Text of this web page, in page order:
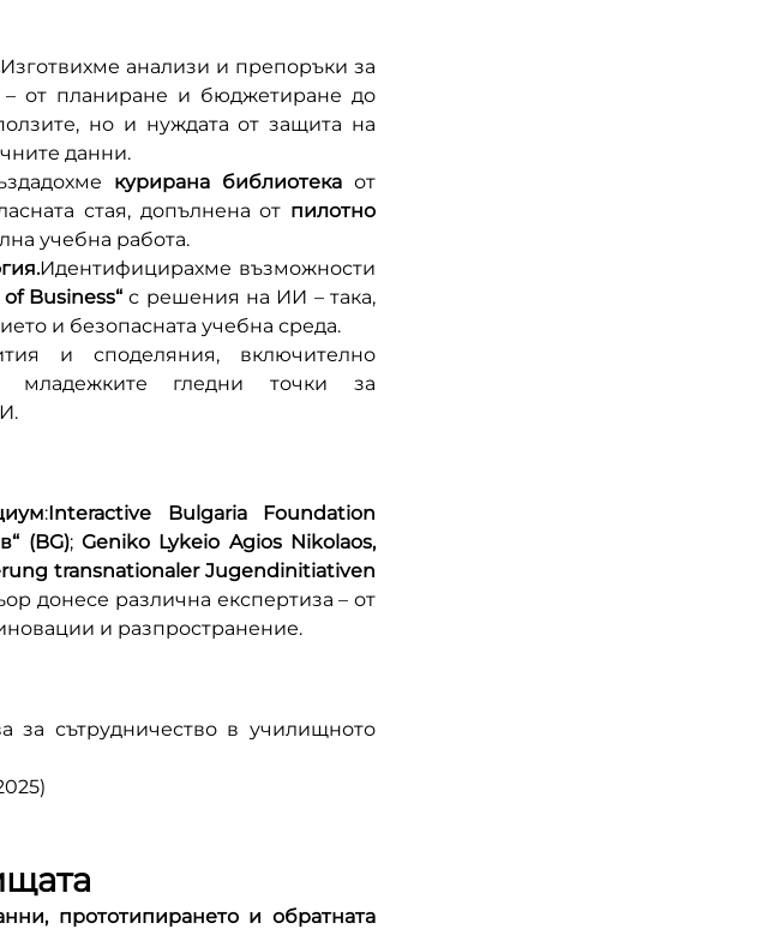
Изготвихме анализи и препоръки за
от планиране и бюджетиране до
но и нуждата от защита на
данни.
курирана библиотека от
стая, допълнена от пилотно
учебна работа.
Идентифицирахме възможности
of Business“ с решения на ИИ – така,
и безопасната учебна среда.
гледни точки за
:Interactive Bulgaria Foundation
(BG); Geniko Lykeio Agios Nikolaos,
transnationaler Jugendinitiativen
донесе различна експертиза – от
и разпространение.
за сътрудничество в училищното
прототипирането и обратната